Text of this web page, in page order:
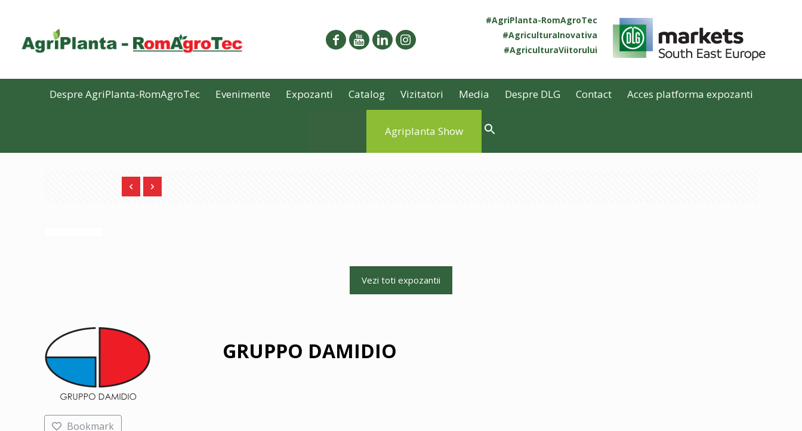
#AgriPlanta-RomAgroTec
#AgriculturaInovativa
#AgriculturaViitorului
Despre AgriPlanta-RomAgroTec Evenimente Expozanti Catalog Vizitatori Media Despre DLG Contact Acces platforma expozanti
Agriplanta Show
Vezi toti expozantii
GRUPPO DAMIDIO
Bookmark